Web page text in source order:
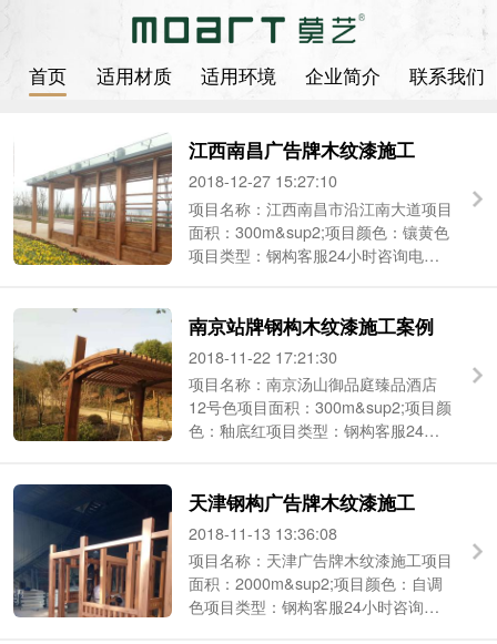
首页 适用材质 适用环境 企业简介 联系我们
江西南昌广告牌木纹漆施工
2018-12-27 15:27:10
项目名称：江西南昌市沿江南大道项目
面积：300m&sup2;项目颜色：镶黄色
项目类型：钢构客服24小时咨询电
南京站牌钢构木纹漆施工案例
2018-11-22 17:21:30
项目名称：南京汤山御品庭臻品酒店
12号色项目面积：300m&sup2;项目颜
色：釉底红项目类型：钢构客服24小
天津钢构广告牌木纹漆施工
2018-11-13 13:36:08
项目名称：天津广告牌木纹漆施工项目
面积：2000m&sup2;项目颜色：自调
色项目类型：钢构客服24小时咨询电